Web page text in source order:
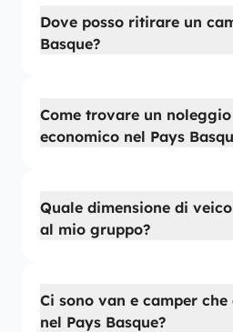
Dove posso ritirare un
Basque?
Come trovare un
economico nel Pays
Quale dimensione di
al mio gruppo?
Ci sono van e camper
nel Pays Basque?